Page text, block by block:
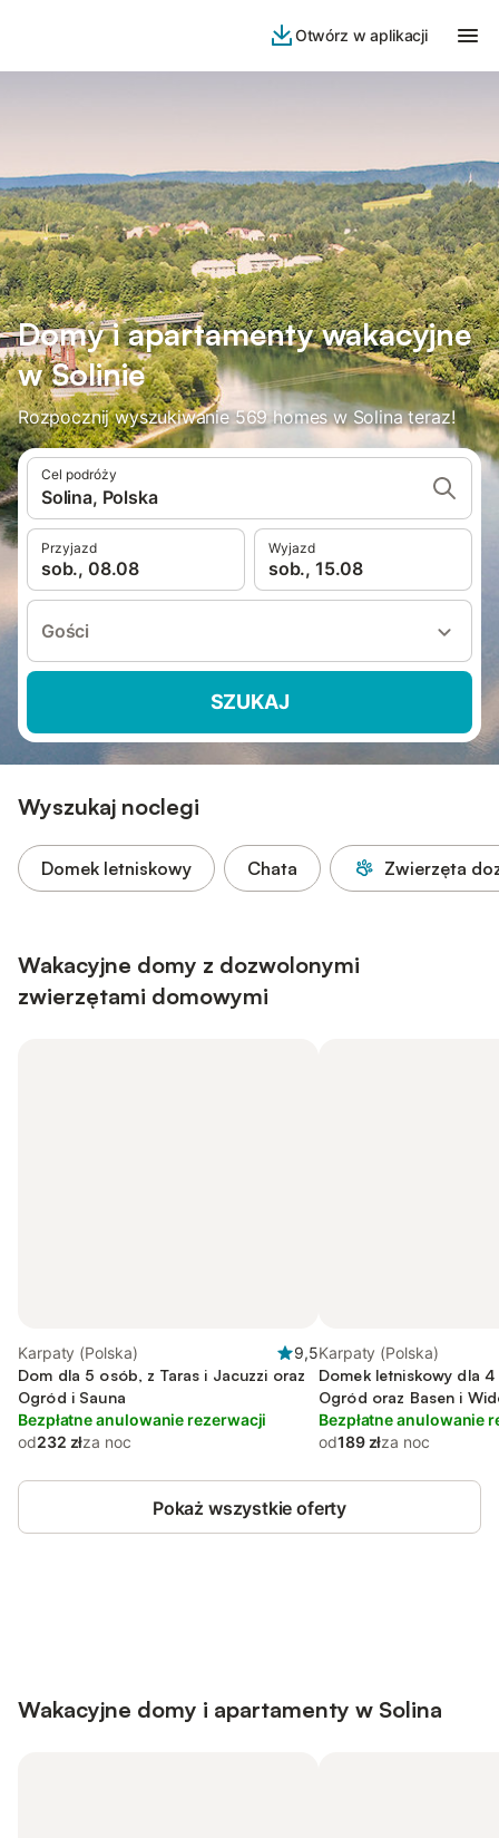
Otwórz w aplikacji
Domy i apartamenty wakacyjne
w Solinie
Rozpocznij wyszukiwanie 569 homes w Solina teraz!
Cel podróży
Solina, Polska
Przyjazd
sob., 08.08
Wyjazd
sob., 15.08
Gości
SZUKAJ
Wyszukaj noclegi
Domek letniskowy Chata Zwierzęta
Wakacyjne domy z dozwolonymi
zwierzętami domowymi
Karpaty (Polska)
9,5
Dom dla 5 osób, z Taras i Jacuzzi oraz
Ogród i Sauna
Bezpłatne anulowanie rezerwacji
od232 złza noc
Karpaty (Polska)
Domek letniskowy dla
Ogród oraz Basen i
Bezpłatne anulowanie
od189 złza noc
Pokaż wszystkie oferty
Wakacyjne domy i apartamenty w Solina